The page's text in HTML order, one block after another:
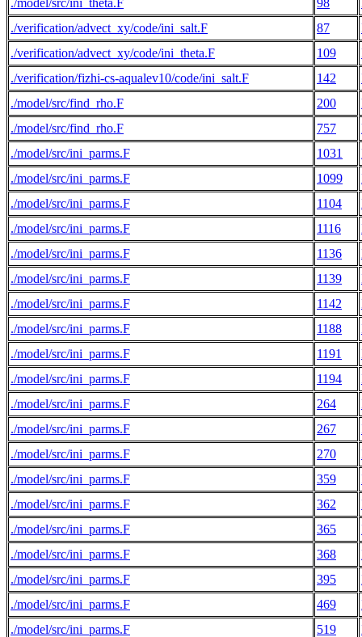
./model/src/ini_theta.F 98
./verification/advect_xy/code/ini_salt.F
87
./verification/advect_xy/code/ini_theta.F
109
./verification/fizhi-cs-aqualev10/code/ini_salt.F
142
./model/src/find_rho.F
200
./model/src/find_rho.F
757
./model/src/ini_parms.F
1031
./model/src/ini_parms.F
1099
./model/src/ini_parms.F
1104
./model/src/ini_parms.F
1116
./model/src/ini_parms.F
1136
./model/src/ini_parms.F
1139
./model/src/ini_parms.F
1142
./model/src/ini_parms.F
1188
./model/src/ini_parms.F
1191
./model/src/ini_parms.F
1194
./model/src/ini_parms.F
264
./model/src/ini_parms.F
267
./model/src/ini_parms.F
270
./model/src/ini_parms.F
359
./model/src/ini_parms.F
362
./model/src/ini_parms.F
365
./model/src/ini_parms.F
368
./model/src/ini_parms.F
395
./model/src/ini_parms.F
469
./model/src/ini_parms.F
519